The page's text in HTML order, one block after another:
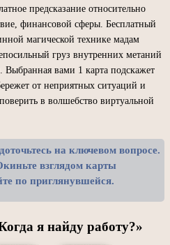
предсказание относительно
финансовой сферы. Бесплатный
магической технике мадам
груз внутренних метаний
вами 1 карта подскажет
от неприятных ситуаций и
в волшебство виртуальной
на ключевом вопросе.
взглядом карты
по приглянувшейся.
я найду работу?»